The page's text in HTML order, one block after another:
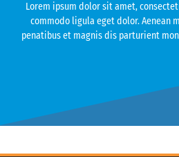
Lorem ipsum dolor sit amet,
commodo ligula eget dolor. Aenean
penatibus et magnis dis parturient